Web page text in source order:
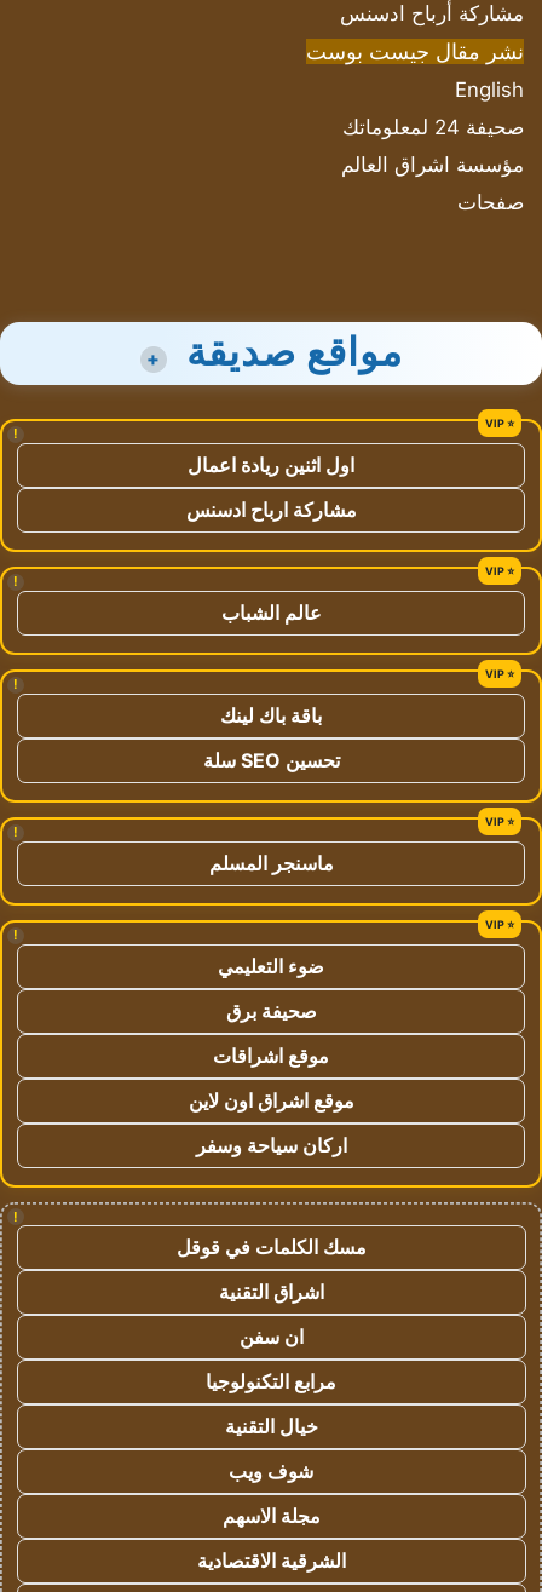
مشاركة أرباح ادسنس
نشر مقال جيست بوست
English
صحيفة 24 لمعلوماتك
مؤسسة اشراق العالم
صفحات
مواقع صديقة +
!
اول اثنين ريادة اعمال
مشاركة ارباح ادسنس
!
عالم الشباب
!
باقة باك لينك
تحسين SEO سلة
!
ماسنجر المسلم
!
ضوء التعليمي
صحيفة برق
موقع اشراقات
موقع اشراق اون لاين
اركان سياحة وسفر
!
مسك الكلمات في قوقل
اشراق التقنية
ان سفن
مرابع التكنولوجيا
خيال التقنية
شوف ويب
مجلة الاسهم
الشرقية الاقتصادية